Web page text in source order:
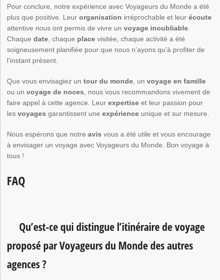
Pour conclure, notre expérience avec Voyageurs du Monde a été
plus que positive. Leurorganisation irréprochable et leurécoute
attentive nous ont permis de vivre unvoyage inoubliable.
Chaquedate, chaque place visitée, chaque activité a été
soigneusement planifiée pour que nous n’ayons qu’à profiter de
l’instant présent.
Que vous envisagiez untour du monde, unvoyage en famille
ou unvoyage de noces, nous vous recommandons vivement de
faire appel à cette agence. Leurexpertise et leur passion pour
lesvoyages garantissent uneexpérience unique et sur mesure.
Nous espérons que notreavis vous a été utile et vous encourage
à envisager un voyage avec Voyageurs du Monde. Bon voyage à
tous !
FAQ
Qu’est-ce qui distingue l’itinéraire de voyage
proposé par Voyageurs du Monde des autres
agences ?